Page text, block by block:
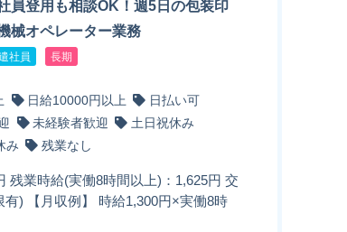
員登用も相談OK！週5日の包装印
械オペレーター業務
社員 長期
日給10000円以上
日払い可
未経験者歓迎
土日祝休み
み 残業なし
残業時給(実働8時間以上)：1,625円 交
有) 【月収例】 時給1,300円×実働8時